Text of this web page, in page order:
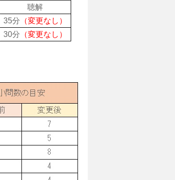
聴解
35分 （変更なし）
30分 （変更なし）